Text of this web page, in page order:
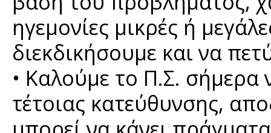
ηγεμονίες μικρές ή
διεκδικήσουμε και να
• Καλούμε το Π.Σ. σήμερα
τέτοιας κατεύθυνσης,